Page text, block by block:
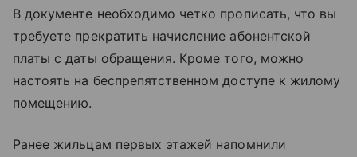
В документе необходимо четко прописать, что вы
требуете прекратить начисление абонентской
платы с даты обращения. Кроме того, можно
настоять на беспрепятственном доступе к жилому
помещению.
Ранее жильцам первых этажей напомнили